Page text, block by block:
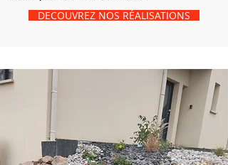
DECOUVREZ NOS RÉALISATIONS